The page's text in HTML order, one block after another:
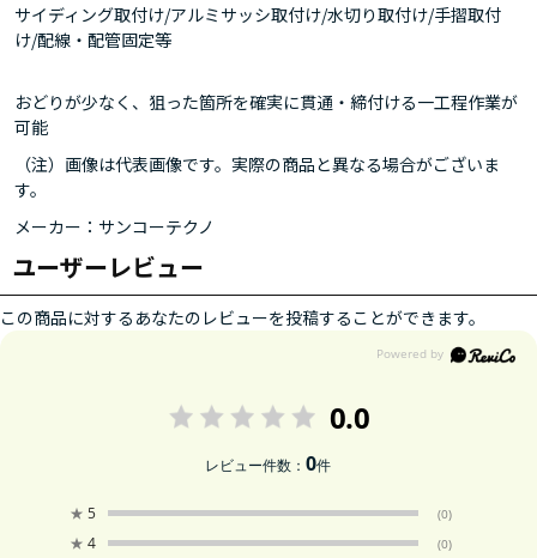
サイディング取付け/アルミサッシ取付け/水切り取付け/手摺取付
け/配線・配管固定等
おどりが少なく、狙った箇所を確実に貫通・締付ける一工程作業が
可能
（注）画像は代表画像です。実際の商品と異なる場合がございま
す。
メーカー：サンコーテクノ
ユーザーレビュー
この商品に対するあなたのレビューを投稿することができます。
0.0
レビュー件数：0件
★ 5 (0)
★ 4 (0)